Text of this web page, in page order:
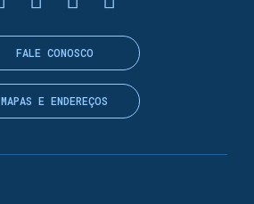
FALE CONOSCO
MAPAS E ENDEREÇOS